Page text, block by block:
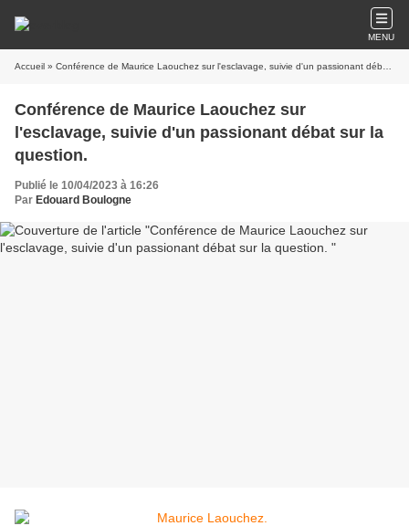
MENU
Accueil » Conférence de Maurice Laouchez sur l'esclavage, suivie d'un passionant débat sur la question.
Conférence de Maurice Laouchez sur
l'esclavage, suivie d'un passionant débat sur la
question.
Publié le 10/04/2023 à 16:26
Par Edouard Boulogne